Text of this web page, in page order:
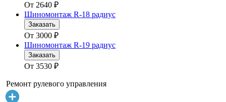
От 2640 ₽
Шиномонтаж R-18 радиус
Заказать
От 3000 ₽
Шиномонтаж R-19 радиус
Заказать
От 3530 ₽
Ремонт рулевого управления